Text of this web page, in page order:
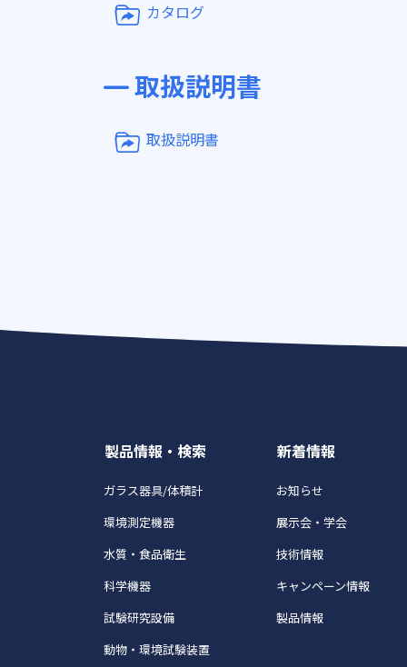
カタログ
取扱説明書
取扱説明書
製品情報・検索
ガラス器具/体積計
環境測定機器
水質・食品衛生
科学機器
試験研究設備
動物・環境試験装置
新着情報
お知らせ
展示会・学会
技術情報
キャンペーン情報
製品情報